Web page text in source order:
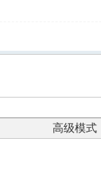
高级模式